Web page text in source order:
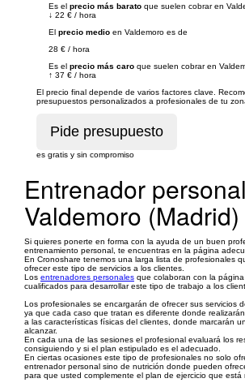
Es el precio más barato que suelen cobrar en
↓ 22 € / hora
El precio medio en Valdemoro es de
28 € / hora
Es el precio más caro que suelen cobrar en
↑ 37 € / hora
El precio final depende de varios factores clave.
presupuestos personalizados a profesionales de tu
es gratis y sin compromiso
Entrenador personal
Valdemoro (Madrid)
Si quieres ponerte en forma con la ayuda de un buen
entrenamiento personal, te encuentras en la página
En Cronoshare tenemos una larga lista de profesionales
ofrecer este tipo de servicios a los clientes.
Los entrenadores personales que colaboran con la
cualificados para desarrollar este tipo de trabajo a los
Los profesionales se encargarán de ofrecer sus servicios
ya que cada caso que tratan es diferente donde
a las características físicas del clientes, donde marcarán
alcanzar.
En cada una de las sesiones el profesional evaluará los
consiguiendo y si el plan estipulado es el adecuado.
En ciertas ocasiones este tipo de profesionales no solo
entrenador personal sino de nutrición donde pueden
para que usted complemente el plan de ejercicio que está